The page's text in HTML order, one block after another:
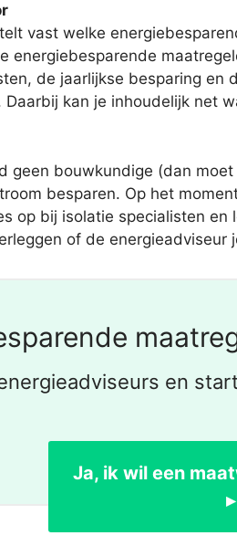
vast welke
energiebesparende
de jaarlijkse besparing
kan je inhoudelijk net
geen bouwkundige (dan
besparen. Op het
op bij isolatie specialisten
of de energieadviseur
en
Ja, ik wil een
▸